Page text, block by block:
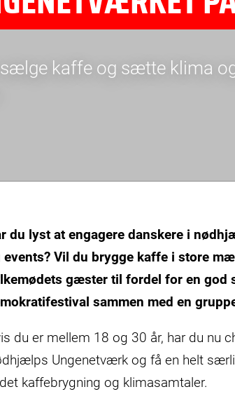
kaffe og sætte klima
du lyst at engagere danskere i
events? Vil du brygge kaffe i store
gæster til fordel for en god
sammen med en
du er mellem 18 og 30 år, har du nu
Ungenetværk og få en helt
kaffebrygning og klimasamtaler.